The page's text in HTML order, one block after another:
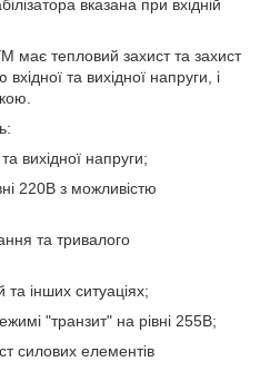
вказана при вхідній
має тепловий захист та захист
та вихідної напруги, і
вихідної напруги;
220В з можливістю
та тривалого
та інших ситуаціях;
"транзит" на рівні 255В;
силових елементів